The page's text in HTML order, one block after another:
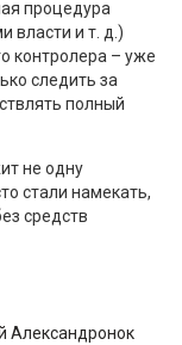
процедура
власти и т. д.)
контролера – уже
следить за
полный
не одну
стали намекать,
средств
Александронок